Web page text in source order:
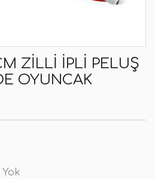
ZILLI İPLI PELUŞ
OYUNCAK